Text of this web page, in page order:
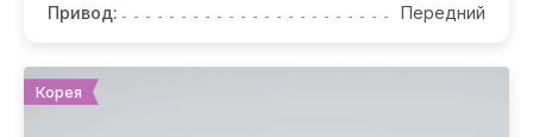
Привод:
Передний
Корея